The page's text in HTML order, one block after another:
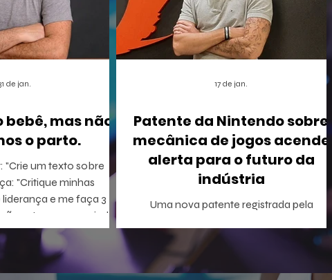
bebê, mas não
o parto.
"Crie um texto sobre
e me faça 3
não estou conseguindo
de jan.
Patente da Nintendo sobre
mecânica de jogos acende
alerta para o futuro da
indústria
Uma nova patente registrada pela
causando um rebuliço no mundo dos
games. A empresa conseguiu o registro de
uma mecânica de invocação de
17 de jan.